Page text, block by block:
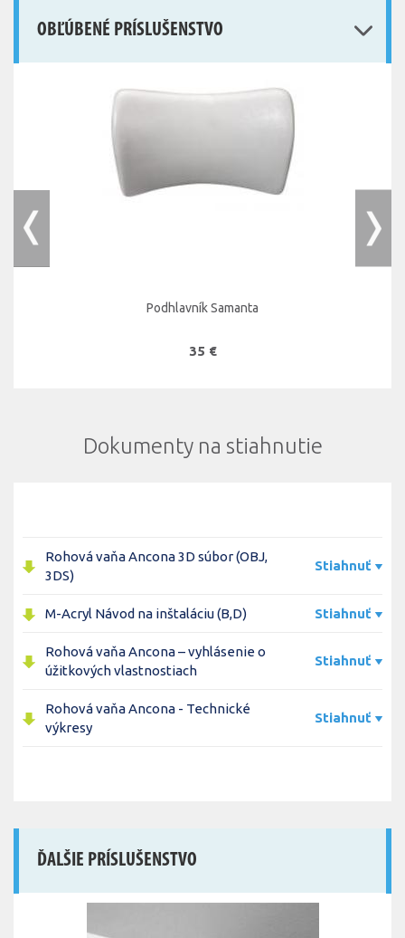
OBĽÚBENÉ PRÍSLUŠENSTVO
Podhlavník Samanta
35 €
Dokumenty na stiahnutie
Rohová vaňa Ancona 3D súbor (OBJ,
3DS)
Stiahnuť
M-Acryl Návod na inštaláciu (B,D) Stiahnuť
Rohová vaňa Ancona – vyhlásenie o
úžitkových vlastnostiach
Stiahnuť
Rohová vaňa Ancona - Technické
výkresy
Stiahnuť
ĎALŠIE PRÍSLUŠENSTVO